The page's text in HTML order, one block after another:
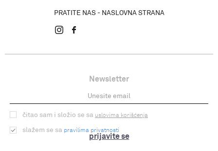
PRATITE NAS - NASLOVNA STRANA
Newsletter
prijavite se
čitao sam i složio se sa uslovima korišćenja
slažem se sa pravilima privatnosti